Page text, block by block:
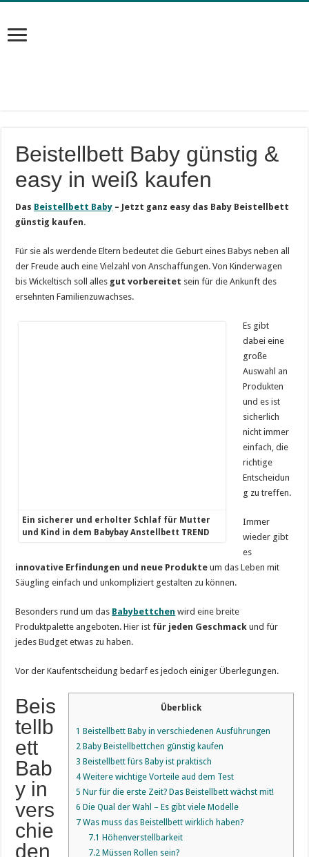
Beistellbett Baby günstig &
easy in weiß kaufen
Das Beistellbett Baby – Jetzt ganz easy das Baby Beistellbett
günstig kaufen.
Für sie als werdende Eltern bedeutet die Geburt eines Babys neben all
der Freude auch eine Vielzahl von Anschaffungen. Von Kinderwagen
bis Wickeltisch soll alles gut vorbereitet sein für die Ankunft des
ersehnten Familienzuwachses.
Ein sicherer und erholter Schlaf für Mutter
und Kind in dem Babybay Anstellbett TREND
Es gibt
dabei eine
große
Auswahl an
Produkten
und es ist
sicherlich
nicht immer
einfach, die
richtige
Entscheidun
g zu treffen.
Immer
wieder gibt
es
innovative Erfindungen und neue Produkte um das Leben mit
Säugling einfach und unkompliziert gestalten zu können.
Besonders rund um das Babybettchen wird eine breite
Produktpalette angeboten. Hier ist für jeden Geschmack und für
jedes Budget etwas zu haben.
Vor der Kaufentscheidung bedarf es jedoch einiger Überlegungen.
Überblick
1
Beistellbett Baby in verschiedenen Ausführungen
2Baby Beistellbettchen günstig kaufen
3 Beistellbett fürs Baby ist praktisch
4Weitere wichtige Vorteile aud dem Test
5 Nur für die erste Zeit? Das Beistellbett wächst mit!
6 Die Qual der Wahl – Es gibt viele Modelle
7Was muss das Beistellbett wirklich haben?
7.1
Höhenverstellbarkeit
7.2 Müssen Rollen sein?
Beis
tellb
ett
Bab
y in
vers
chie
den